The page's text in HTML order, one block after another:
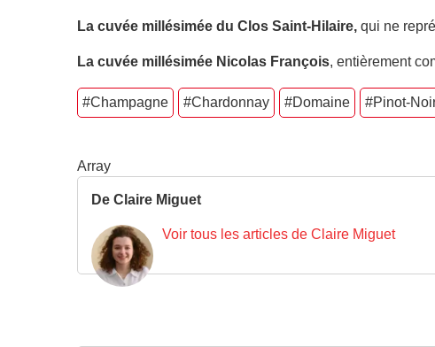
La cuvée millésimée du Clos Saint-Hilaire, qui ne
La cuvée millésimée Nicolas François, entièrement
#Champagne #Chardonnay #Domaine #Pinot-
Array
De Claire Miguet
Voir tous les articles de Claire Miguet